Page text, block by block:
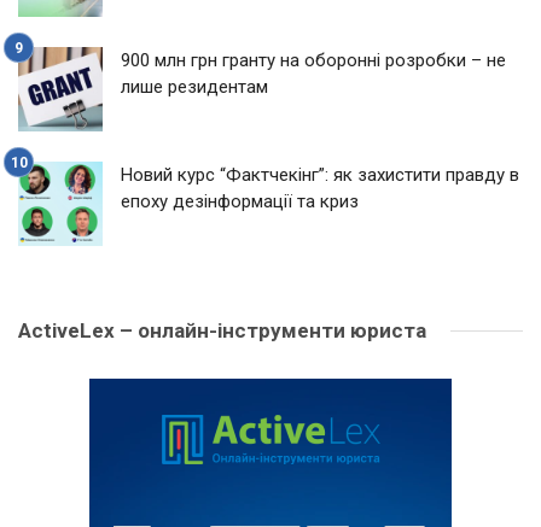
900 млн грн гранту на оборонні розробки – не
лише резидентам
Новий курс “Фактчекінг”: як захистити правду в
епоху дезінформації та криз
ActiveLex – онлайн-інструменти юриста